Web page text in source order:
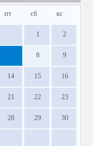
пт сб вс
1 2
7 8 9
14 15 16
21 22 23
28 29 30